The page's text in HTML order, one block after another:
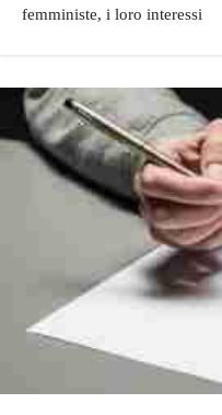
femministe, i loro interessi